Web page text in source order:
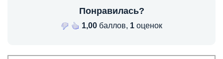
Понравилась?
1,00 баллов, 1 оценок